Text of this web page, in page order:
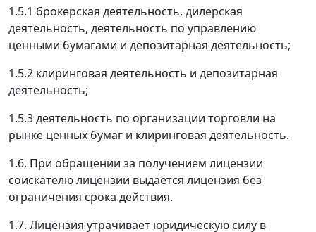
1.5.1 брокерская деятельность, дилерская
деятельность, деятельность по управлению
ценными бумагами и депозитарная деятельность;
1.5.2 клиринговая деятельность и депозитарная
деятельность;
1.5.3 деятельность по организации торговли на
рынке ценных бумаг и клиринговая деятельность.
1.6. При обращении за получением лицензии
соискателю лицензии выдается лицензия без
ограничения срока действия.
1.7. Лицензия утрачивает юридическую силу в